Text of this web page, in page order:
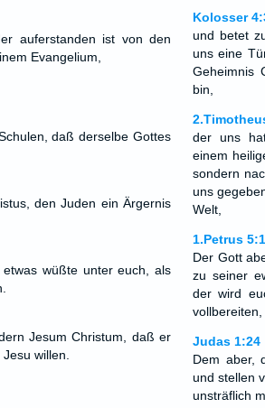
auferstanden ist von den
Evangelium,
daß derselbe Gottes
den Juden ein Ärgernis
wüßte unter euch, als
Jesum Christum, daß er
willen.
Kolosser
und betet
uns eine
Geheimnis
bin,
der uns
einem
sondern
uns
Welt,
1.Petrus
Der Gott
zu seiner
der wird
vollbereiten,
Judas 1:24
Dem aber,
und stellen
unsträflich